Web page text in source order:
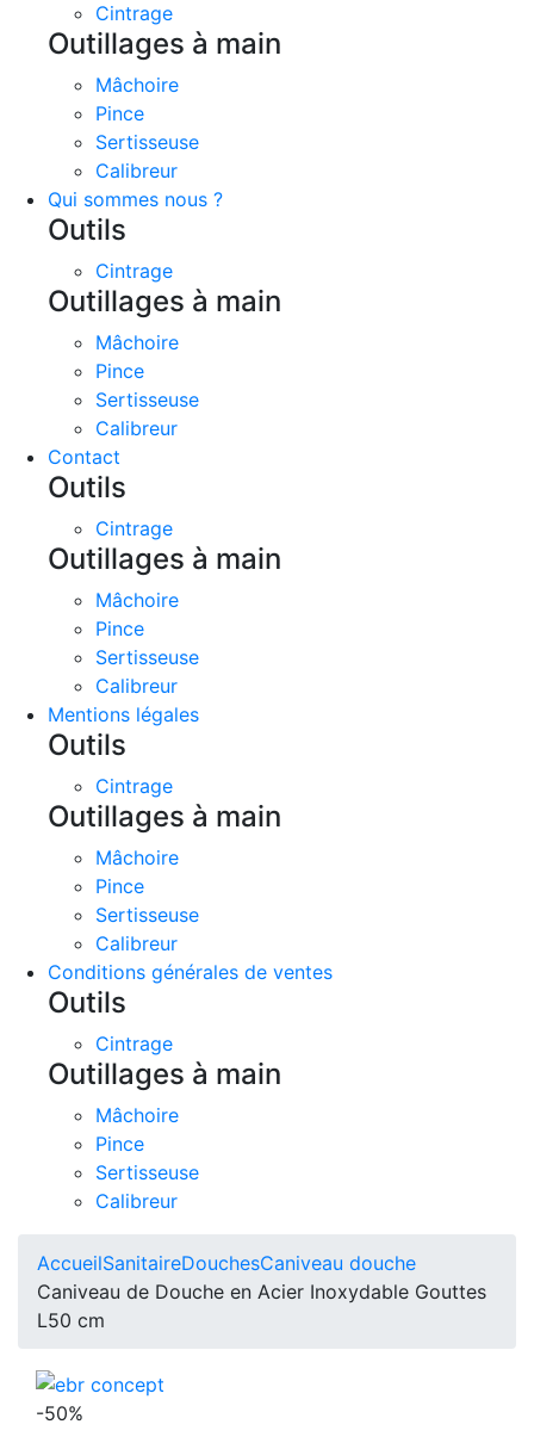
Cintrage
Outillages à main
Mâchoire
Pince
Sertisseuse
Calibreur
Qui sommes nous ?
Outils
Cintrage
Outillages à main
Mâchoire
Pince
Sertisseuse
Calibreur
Contact
Outils
Cintrage
Outillages à main
Mâchoire
Pince
Sertisseuse
Calibreur
Mentions légales
Outils
Cintrage
Outillages à main
Mâchoire
Pince
Sertisseuse
Calibreur
Conditions générales de ventes
Outils
Cintrage
Outillages à main
Mâchoire
Pince
Sertisseuse
Calibreur
AccueilSanitaireDouchesCaniveau douche
Caniveau de Douche en Acier Inoxydable Gouttes
L50 cm
-50%